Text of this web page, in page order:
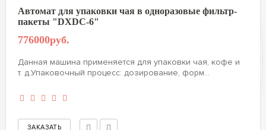
Автомат для упаковки чая в одноразовые фильтр-
пакеты "DXDC-6"
776000руб.
Данная машина применяется для упаковки чая, кофе и
т. д.Упаковочный процесс: дозирование, форм...